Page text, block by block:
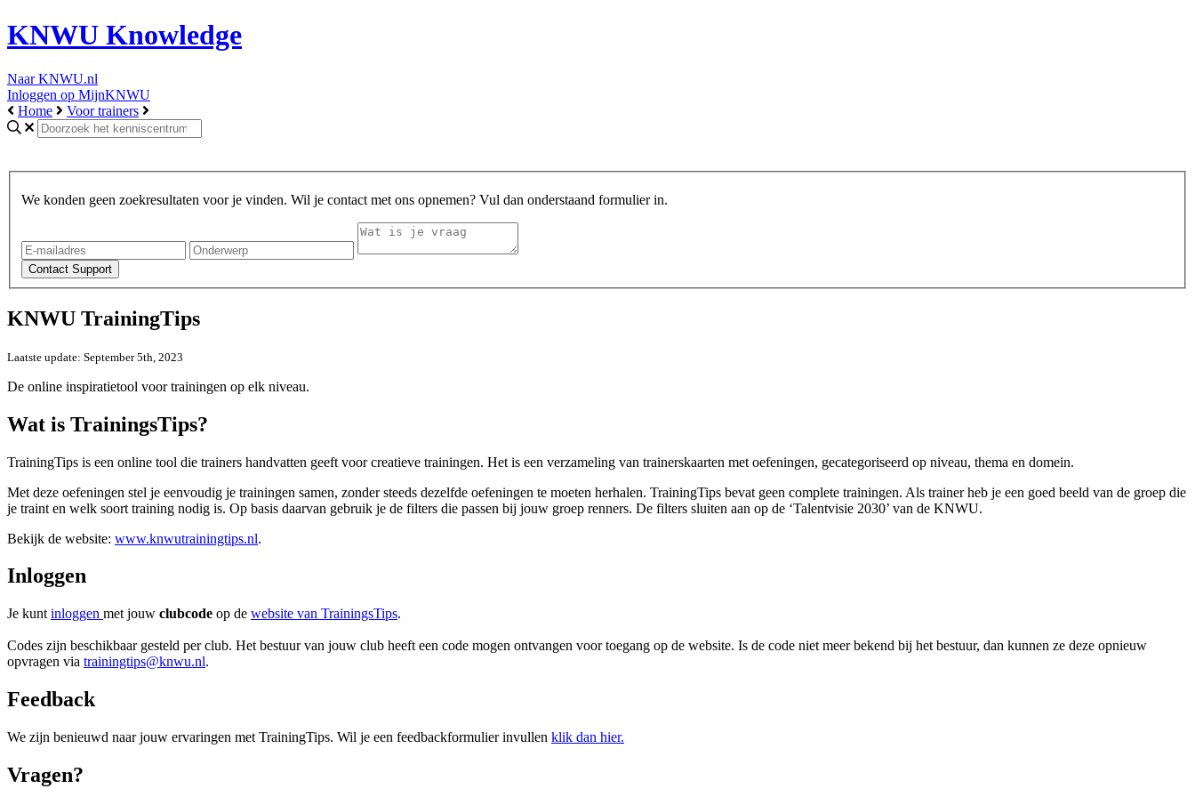
KNWU Knowledge
Naar KNWU.nl
Inloggen op MijnKNWU
Home
Voor trainers
We konden geen zoekresultaten voor je vinden. Wil je contact met ons opnemen? Vul dan onderstaand formulier in.
KNWU TrainingTips
Laatste update: September 5th, 2023
De online inspiratietool voor trainingen op elk niveau.
Wat is TrainingsTips?
TrainingTips is een online tool die trainers handvatten geeft voor creatieve trainingen. Het is een verzameling van trainerskaarten met oefeningen, gecategoriseerd op niveau, thema en domein.
Met deze oefeningen stel je eenvoudig je trainingen samen, zonder steeds dezelfde oefeningen te moeten herhalen. TrainingTips bevat geen complete trainingen. Als trainer heb je een goed beeld van de groep die
je traint en welk soort training nodig is. Op basis daarvan gebruik je de filters die passen bij jouw groep renners. De filters sluiten aan op de ‘Talentvisie 2030’ van de KNWU.
Bekijk de website: www.knwutrainingtips.nl.
Inloggen
Je kunt inloggen met jouw clubcode op de website van TrainingsTips.
Codes zijn beschikbaar gesteld per club. Het bestuur van jouw club heeft een code mogen ontvangen voor toegang op de website. Is de code niet meer bekend bij het bestuur, dan kunnen ze deze opnieuw
opvragen via trainingtips@knwu.nl.
Feedback
We zijn benieuwd naar jouw ervaringen met TrainingTips. Wil je een feedbackformulier invullen klik dan hier.
Vragen?